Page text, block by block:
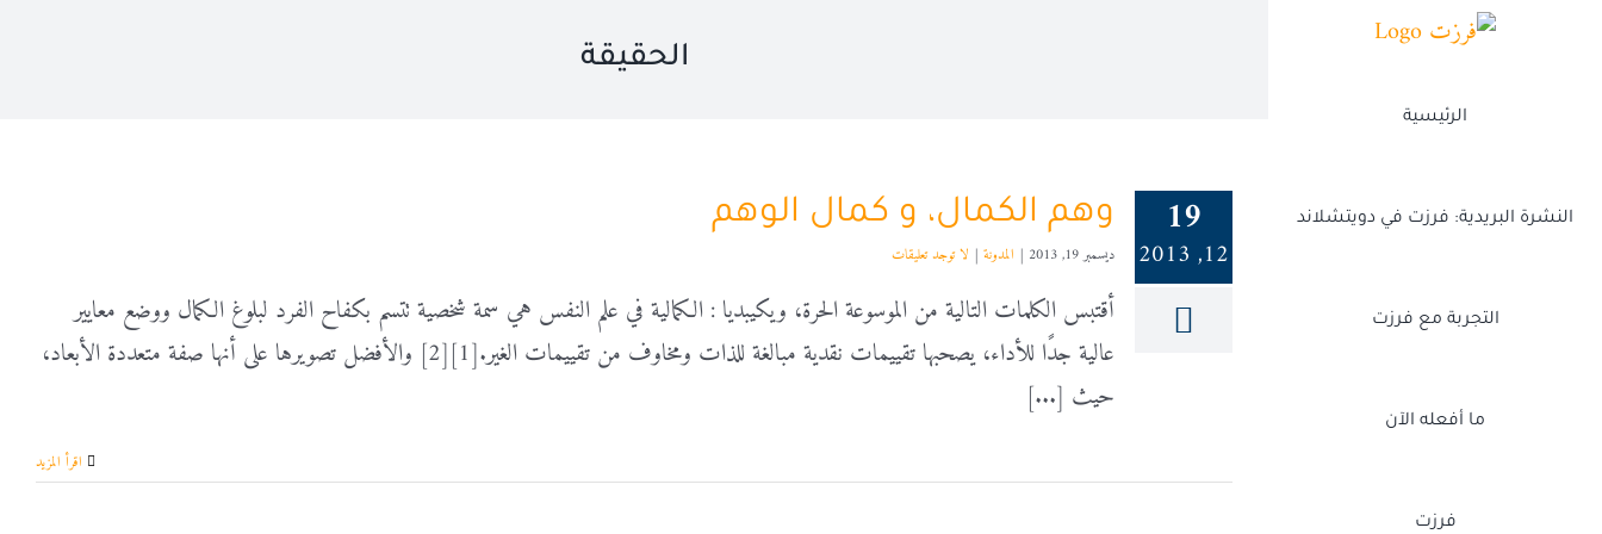
الرئيسية
النشرة البريدية: فرزت في دويتشلاند
التجربة مع فرزت
ما أفعله الآن
فرزت
الحقيقة
19
12, 2013
وهم الكمال، و كمال الوهم
ديسمبر 19, 2013 | المدونة | لا توجد تعليقات
أقتبس الكلمات التالية من الموسوعة الحرة، ويكيبديا : الكمالية في علم النفس هي سمة شخصية تتسم بكفاح الفرد لبلوغ الكمال ووضع معايير
عالية جدًا للأداء، يصحبها تقييمات نقدية مبالغة للذات ومخاوف من تقييمات الغير.[1][2] والأفضل تصويرها على أنها صفة متعددة الأبعاد،
حيث [...]